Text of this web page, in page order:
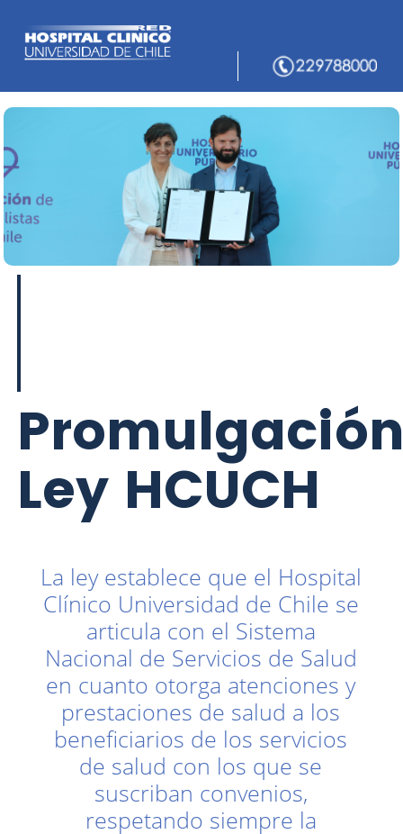
Ley HCUCH
La ley establece que el Hospital
Clínico Universidad de Chile se
articula con el Sistema
Nacional de Servicios de Salud
en cuanto otorga atenciones y
prestaciones de salud a los
beneficiarios de los servicios
de salud con los que se
suscriban convenios,
respetando siempre la